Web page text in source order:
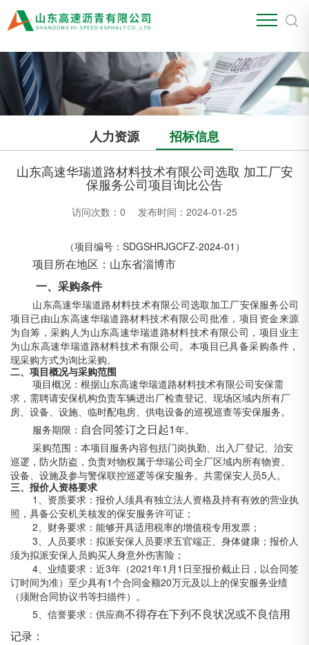
人力资源
招标信息
山东高速华瑞道路材料技术有限公司选取 加工厂安
保服务公司项目询比公告
访问次数： 0 发布时间：2024-01-25
（项目编号：SDGSHRJGCFZ-2024-01）
项目所在地区：山东省淄博市
一、采购条件
山东高速华瑞道路材料技术有限公司选取加工厂安保服务公司
项目已由山东高速华瑞道路材料技术有限公司批准，项目资金来源
为自筹，采购人为山东高速华瑞道路材料技术有限公司，项目业主
为山东高速华瑞道路材料技术有限公司。本项目已具备采购条件，
现采购方式为询比采购。
二、 项目概况与采购范围
项目概况：根据山东高速华瑞道路材料技术有限公司安保需
求，需聘请安保机构负责车辆进出厂检查登记、现场区域内所有厂
房、设备、设施、临时配电房、供电设备的巡视巡查等安保服务。
服务期限： 自合同签订之日起1年。
采购范围：本项目服务内容包括门岗执勤、出入厂登记、治安
巡逻，防火防盗，负责对物权属于华瑞公司全厂区域内所有物资、
设备、设施及参与警保联控巡逻等保安服务。共需保安人员5人。
三、 报价人资格要求
1、资质要求：报价人须具有独立法人资格及持有有效的营业执
照，具备公安机关核发的保安服务许可证；
2、财务要求：能够开具适用税率的增值税专用发票；
3、人员要求：拟派安保人员要求五官端正、身体健康；报价人
须为拟派安保人员购买人身意外伤害险；
4、业绩要求：近3年（2021年1月1日至报价截止日，以合同签
订时间为准）至少具有1个合同金额20万元及以上的保安服务业绩
（须附合同协议书等扫描件）。
5、信誉要求：供应商不得存在下列不良状况或不良信用
记录：